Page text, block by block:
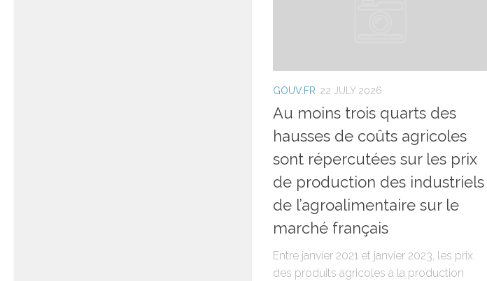
GOUV.FR 22 JULY 2026
Au moins trois quarts des
hausses de coûts agricoles
sont répercutées sur les prix
de production des industriels
de l’agroalimentaire sur le
marché français
Entre janvier 2021 et janvier 2023, les prix
des produits agricoles à la production